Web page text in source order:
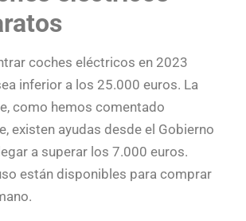
coches eléctricos en 2023
inferior a los 25.000 euros. La
como hemos comentado
existen ayudas desde el Gobierno
a superar los 7.000 euros.
están disponibles para comprar